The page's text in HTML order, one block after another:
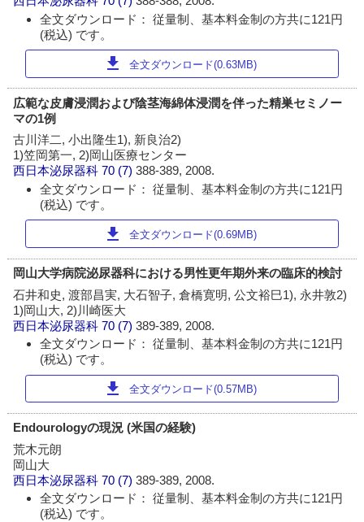
全文ダウンロード： 従量制、基本料金制の方共に121円
(税込) です。
download 全文ダウンロード(0.63MB)
広範な皮膚浸潤および陰茎海綿体浸潤を伴った精巣セミノー
マの1例
古川洋二, 小出隆生1), 新良治2)
1)笠岡第一, 2)岡山医療センター
西日本泌尿器科 70 (7)388-389, 2008.
全文ダウンロード： 従量制、基本料金制の方共に121円
(税込) です。
download 全文ダウンロード(0.69MB)
岡山大学病院泌尿器科における男性更年期外来の臨床的検討
石井和史, 渡部昌実, 大石智子, 倉橋寛明, 公文裕巳1), 永井敦2)
1)岡山大, 2)川崎医大
西日本泌尿器科 70 (7)389-389, 2008.
全文ダウンロード： 従量制、基本料金制の方共に121円
(税込) です。
download 全文ダウンロード(0.57MB)
Endourologyの現況 (米国の経験)
荒木元朗
岡山大
西日本泌尿器科 70 (7)389-389, 2008.
全文ダウンロード： 従量制、基本料金制の方共に121円
(税込) です。